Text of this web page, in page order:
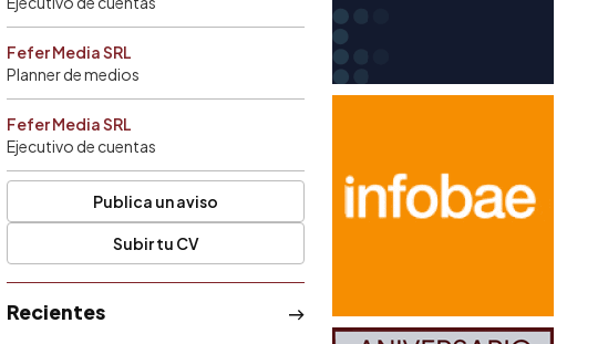
Fefer Media SRL
Planner de medios
Fefer Media SRL
Ejecutivo de cuentas
Publica un aviso
Subir tu CV
Recientes